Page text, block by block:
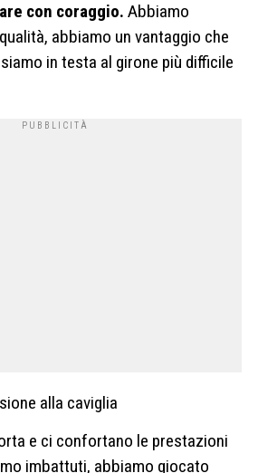
con coraggio. Abbiamo
abbiamo un vantaggio che
in testa al girone più difficile
alla caviglia
e ci confortano le prestazioni
imbattuti, abbiamo giocato